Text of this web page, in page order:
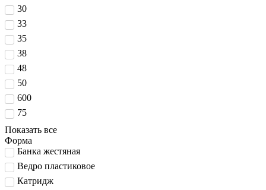
30
33
35
38
48
50
600
75
Показать все
Форма
Банка жестяная
Ведро пластиковое
Катридж